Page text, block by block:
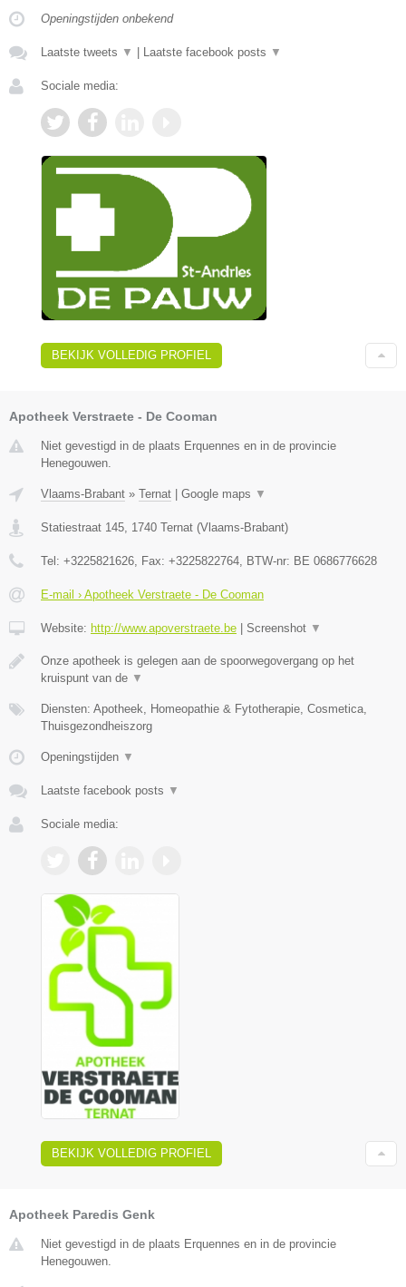
Openingstijden onbekend
Laatste tweets ▼ | Laatste facebook posts ▼
Sociale media:
BEKIJK VOLLEDIG PROFIEL
Apotheek Verstraete - De Cooman
Niet gevestigd in de plaats Erquennes en in de provincie
Henegouwen.
Vlaams-Brabant » Ternat Google maps ▼
Statiestraat 145, 1740 Ternat (Vlaams-Brabant)
Tel: +3225821626, Fax: +3225822764, BTW-nr: BE 0686776628
E-mail › Apotheek Verstraete - De Cooman
Website: http://www.apoverstraete.be Screenshot ▼
Onze apotheek is gelegen aan de spoorwegovergang op het
kruispunt van de ▼
Diensten: Apotheek, Homeopathie & Fytotherapie, Cosmetica,
Thuisgezondheiszorg
Openingstijden ▼
Laatste facebook posts ▼
Sociale media:
BEKIJK VOLLEDIG PROFIEL
Apotheek Paredis Genk
Niet gevestigd in de plaats Erquennes en in de provincie
Henegouwen.